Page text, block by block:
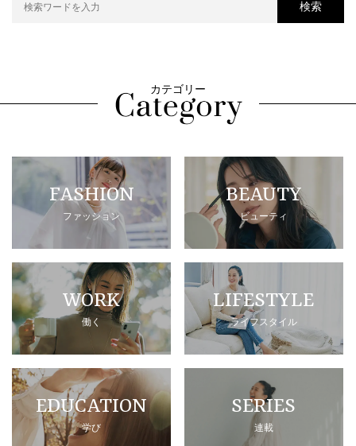
検索
カテゴリー
FASHION
ファッション
BEAUTY
ビューティ
WORK
働く
LIFESTYLE
ライフスタイル
EDUCATION
学び
SERIES
連載